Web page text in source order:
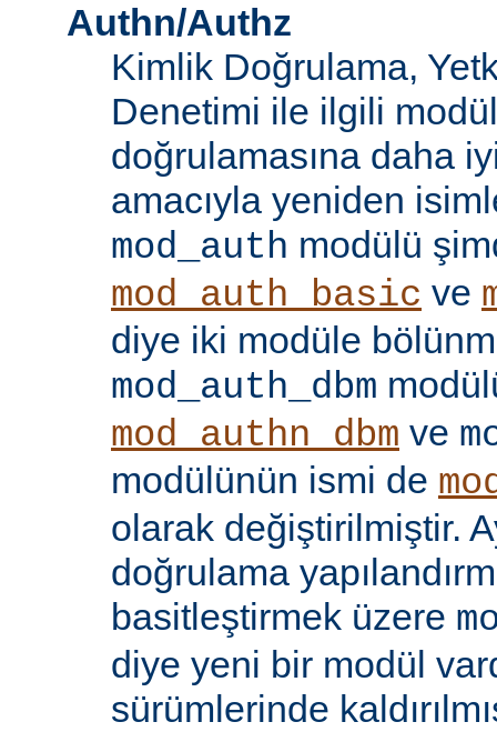
Authn/Authz
Kimlik Doğrulama,
Denetimi ile ilgili
doğrulamasına daha
amacıyla yeniden
mod_auth modülü
mod_auth_basic ve
diye iki modüle
mod_auth_dbm
mod_authn_dbm ve
modülünün ismi de
olarak değiştirilmiştir.
doğrulama
basitleştirmek üzere
diye yeni bir modül
sürümlerinde